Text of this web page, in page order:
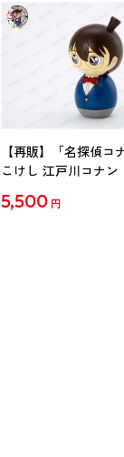
【再販】「名探偵コ
こけし 江戸川コナン
5,500 円